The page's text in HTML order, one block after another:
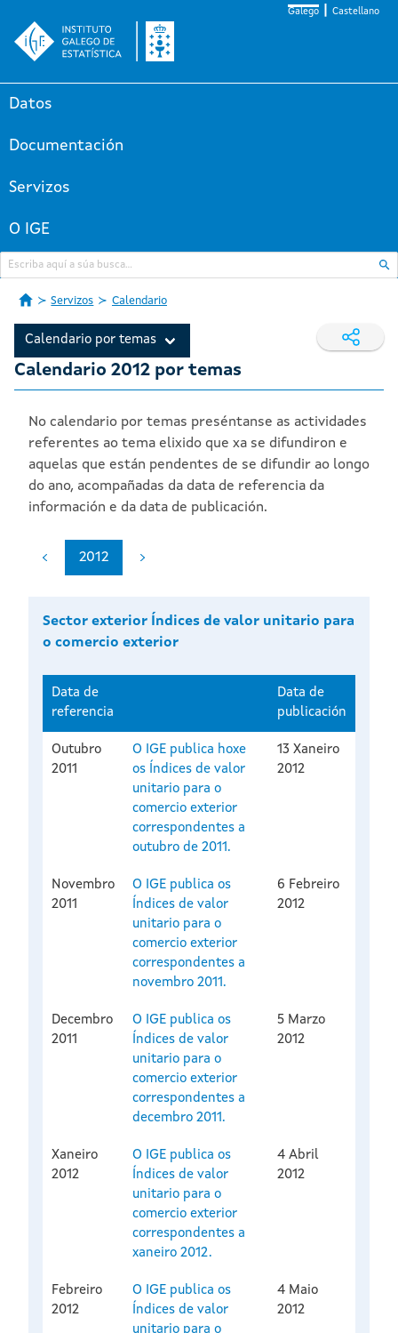
Galego Castellano
Datos
Documentación
Servizos
O IGE
Servizos Calendario
Calendario por temas
Calendario 2012 por temas
No calendario por temas preséntanse as actividades
referentes ao tema elixido que xa se difundiron e
aquelas que están pendentes de se difundir ao longo
do ano, acompañadas da data de referencia da
información e da data de publicación.
2012
Sector exterior Índices de valor unitario para
o comercio exterior
Data de
referencia
Data de
publicación
Outubro
2011
O IGE publica hoxe
os Índices de valor
unitario para o
comercio exterior
correspondentes a
outubro de 2011.
13 Xaneiro
2012
Novembro
2011
O IGE publica os
Índices de valor
unitario para o
comercio exterior
correspondentes a
novembro 2011.
6 Febreiro
2012
Decembro
2011
O IGE publica os
Índices de valor
unitario para o
comercio exterior
correspondentes a
decembro 2011.
5 Marzo
2012
Xaneiro
2012
O IGE publica os
Índices de valor
unitario para o
comercio exterior
correspondentes a
xaneiro 2012.
4 Abril
2012
Febreiro
2012
O IGE publica os
Índices de valor
unitario para o
4 Maio
2012